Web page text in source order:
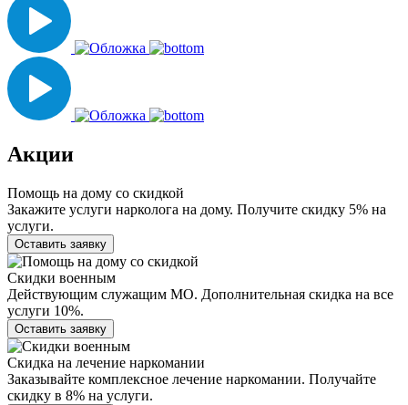
Акции
Помощь на дому со скидкой
Закажите услуги нарколога на дому. Получите скидку 5% на
услуги.
Оставить заявку
Скидки военным
Действующим служащим МО. Дополнительная скидка на все
услуги 10%.
Оставить заявку
Скидка на лечение наркомании
Заказывайте комплексное лечение наркомании. Получайте
скидку в 8% на услуги.